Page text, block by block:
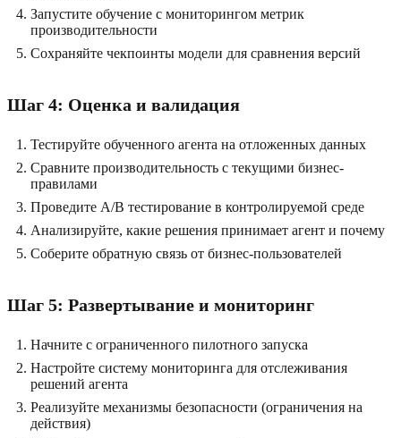
Запустите обучение с мониторингом метрик
производительности
Сохраняйте чекпоинты модели для сравнения версий
Шаг 4: Оценка и валидация
Тестируйте обученного агента на отложенных данных
Сравните производительность с текущими бизнес-
правилами
Проведите A/B тестирование в контролируемой среде
Анализируйте, какие решения принимает агент и почему
Соберите обратную связь от бизнес-пользователей
Шаг 5: Развертывание и мониторинг
Начните с ограниченного пилотного запуска
Настройте систему мониторинга для отслеживания
решений агента
Реализуйте механизмы безопасности (ограничения на
действия)